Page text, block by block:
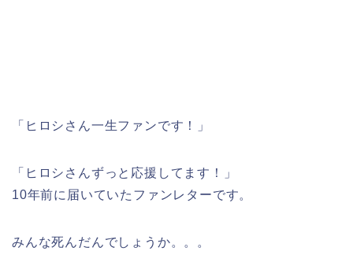
「ヒロシさん一生ファンです！」
「ヒロシさんずっと応援してます！」
10年前に届いていたファンレターです。
みんな死んだんでしょうか。。。